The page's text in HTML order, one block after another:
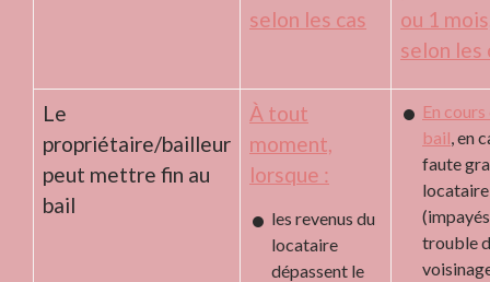
selon les cas
ou 1
selon les
Le
propriétaire/bailleur
peut mettre fin au
bail
À tout
moment,
lorsque :
les revenus du
locataire
dépassent le
En cours
bail, en
faute
locataire
trouble